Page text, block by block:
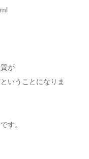
が
いうことになりま
す。